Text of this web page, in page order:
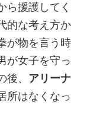
ら援護してく
的な考え方か
が物を言う時
が女子を守っ
、 アリーナ
所はなくなっ